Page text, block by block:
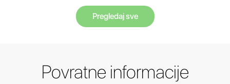
Pregledaj sve
Povratne informacije